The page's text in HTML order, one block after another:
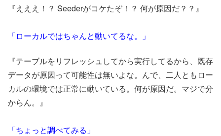
『えええ！？ Seederがコケたぞ！？ 何が原因だ？？』
「ローカルではちゃんと動いてるな。」
『テーブルをリフレッシュしてから実行してるから、既存
データが原因って可能性は無いよな。んで、二人ともロー
カルの環境では正常に動いている。何が原因だ。マジで分
からん。』
「ちょっと調べてみる」